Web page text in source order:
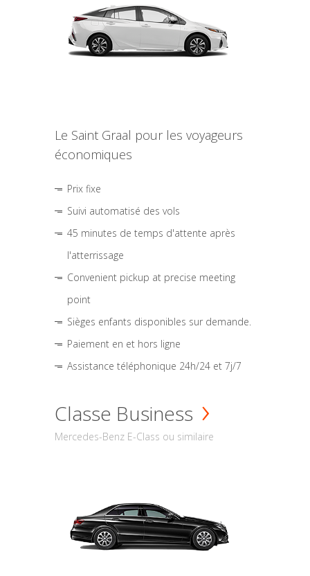
Le Saint Graal pour les voyageurs
économiques
Prix fixe
Suivi automatisé des vols
45 minutes de temps d'attente après
l'atterrissage
Convenient pickup at precise meeting
point
Sièges enfants disponibles sur demande.
Paiement en et hors ligne
Assistance téléphonique 24h/24 et 7j/7
Classe Business
Mercedes-Benz E-Class ou similaire